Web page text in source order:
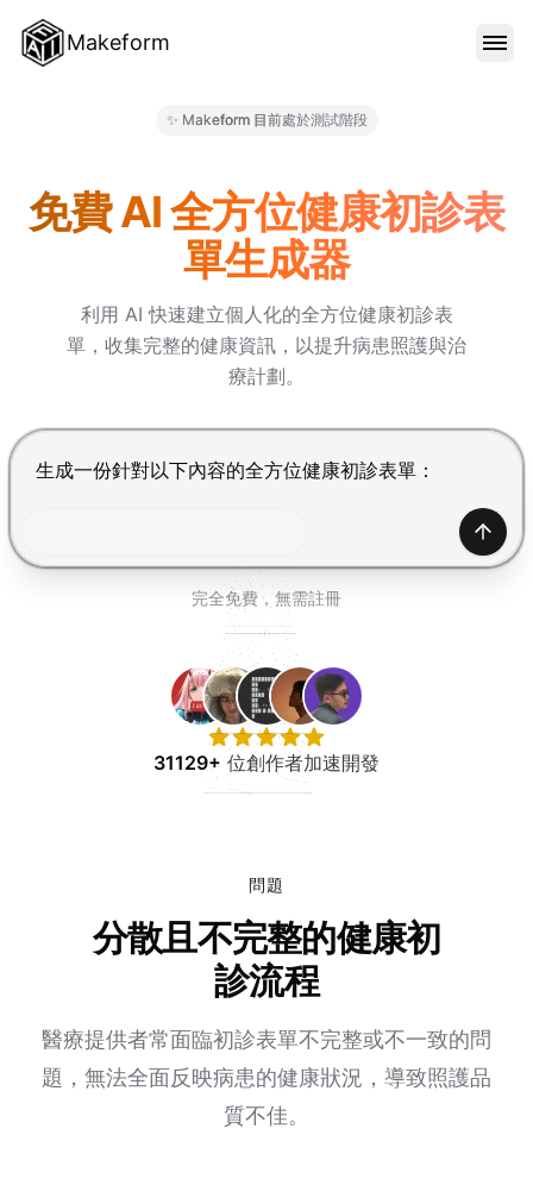
Makeform
價格
登入
✨ Makeform 目前處於測試階段
免費 AI 全方位健康初診表
單生成器
利用 AI 快速建立個人化的全方位健康初診表
單，收集完整的健康資訊，以提升病患照護與治
療計劃。
按 Enter 提交，Shift+Enter 換行
產生
完全免費，無需註冊
31129+ 位創作者加速開發
問題
分散且不完整的健康初
診流程
醫療提供者常面臨初診表單不完整或不一致的問
題，無法全面反映病患的健康狀況，導致照護品
質不佳。